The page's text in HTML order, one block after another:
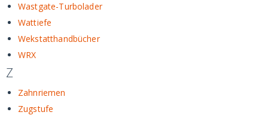
Wastgate-Turbolader
Wattiefe
Wekstatthandbücher
WRX
Z
Zahnriemen
Zugstufe